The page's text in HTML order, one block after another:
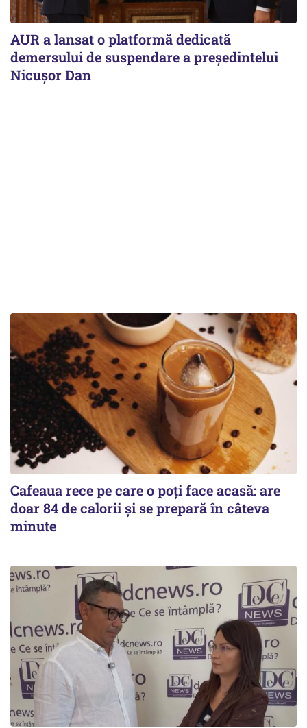
AUR a lansat o platformă dedicată
demersului de suspendare a președintelui
Nicușor Dan
Cafeaua rece pe care o poți face acasă: are
doar 84 de calorii și se prepară în câteva
minute